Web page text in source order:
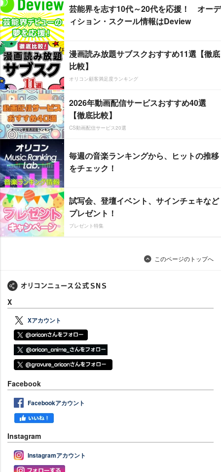
芸能界を志す10代～20代を応援！ オーデ
ィション・スクール情報はDeview
漫画読み放題サブスクおすすめ11選【徹底
比較】
オリコン顧客満足度ランキング
2026年動画配信サービスおすすめ40選
【徹底比較】
CS動画配信サービス20選
毎週の音楽ランキングから、ヒットの推移
をチェック！
試写会、登壇イベント、サインチェキなど
プレゼント！
プレゼント特集
このページのトップへ
X
Xアカウント
Facebook
Facebookアカウント
Instagram
Instagramアカウント